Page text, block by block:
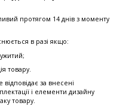
протягом 14 днів з моменту
в разі якщо:
товару.
відповідає за внесені
і елементи дизайну
товару.